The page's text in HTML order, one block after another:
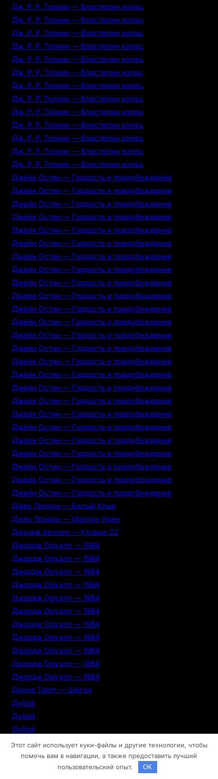
Дж. Р. Р. Толкин — Властелин колец
Дж. Р. Р. Толкин — Властелин колец
Дж. Р. Р. Толкин — Властелин колец
Дж. Р. Р. Толкин — Властелин колец
Дж. Р. Р. Толкин — Властелин колец
Дж. Р. Р. Толкин — Властелин колец
Дж. Р. Р. Толкин — Властелин колец
Дж. Р. Р. Толкин — Властелин колец
Дж. Р. Р. Толкин — Властелин колец
Дж. Р. Р. Толкин — Властелин колец
Дж. Р. Р. Толкин — Властелин колец
Дж. Р. Р. Толкин — Властелин колец
Дж. Р. Р. Толкин — Властелин колец
Джейн Остин — Гордость и предубеждение
Джейн Остин — Гордость и предубеждение
Джейн Остин — Гордость и предубеждение
Джейн Остин — Гордость и предубеждение
Джейн Остин — Гордость и предубеждение
Джейн Остин — Гордость и предубеждение
Джейн Остин — Гордость и предубеждение
Джейн Остин — Гордость и предубеждение
Джейн Остин — Гордость и предубеждение
Джейн Остин — Гордость и предубеждение
Джейн Остин — Гордость и предубеждение
Джейн Остин — Гордость и предубеждение
Джейн Остин — Гордость и предубеждение
Джейн Остин — Гордость и предубеждение
Джейн Остин — Гордость и предубеждение
Джейн Остин — Гордость и предубеждение
Джейн Остин — Гордость и предубеждение
Джейн Остин — Гордость и предубеждение
Джейн Остин — Гордость и предубеждение
Джейн Остин — Гордость и предубеждение
Джейн Остин — Гордость и предубеждение
Джейн Остин — Гордость и предубеждение
Джейн Остин — Гордость и предубеждение
Джейн Остин — Гордость и предубеждение
Джейн Остин — Гордость и предубеждение
Джек Лондон — Белый Клык
Джек Лондон — Мартин Иден
Джозеф Хеллер — Уловка-22
Джордж Оруэлл — 1984
Джордж Оруэлл — 1984
Джордж Оруэлл — 1984
Джордж Оруэлл — 1984
Джордж Оруэлл — 1984
Джордж Оруэлл — 1984
Джордж Оруэлл — 1984
Джордж Оруэлл — 1984
Джордж Оруэлл — 1984
Джордж Оруэлл — 1984
Джордж Оруэлл — 1984
Донна Тартт — Щегол
Дубай
Дубай
Дубай
Дубай
Дубай
Этот сайт использует куки-файлы и другие технологии, чтобы
помочь вам в навигации, а также предоставить лучший
пользовательский опыт.
OK